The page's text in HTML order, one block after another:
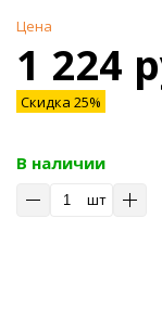
Цена
1 224
Скидка 25%
В наличии
шт